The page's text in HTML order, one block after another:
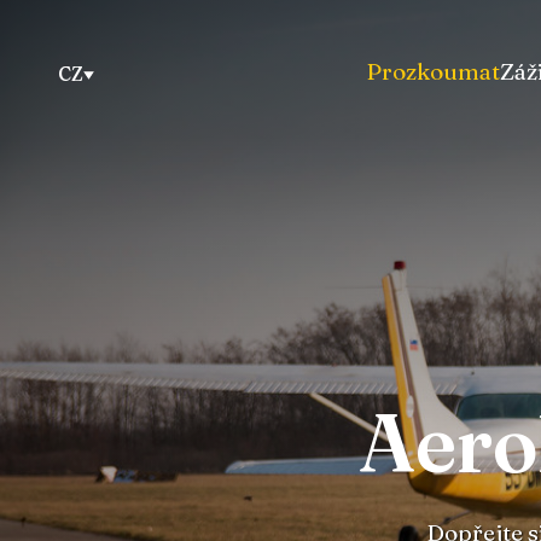
CZ Prozkoumat
Dopřejte